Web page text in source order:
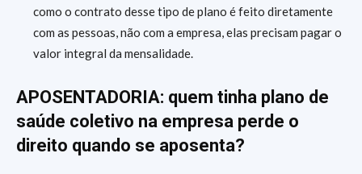
como o contrato desse tipo de plano é feito diretamente
com as pessoas, não com a empresa, elas precisam pagar o
valor integral da mensalidade.
APOSENTADORIA: quem tinha plano de
saúde coletivo na empresa perde o
direito quando se aposenta?